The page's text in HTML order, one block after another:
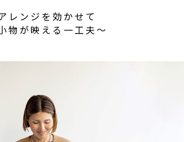
レンジを効かせて
物が映える一工夫〜